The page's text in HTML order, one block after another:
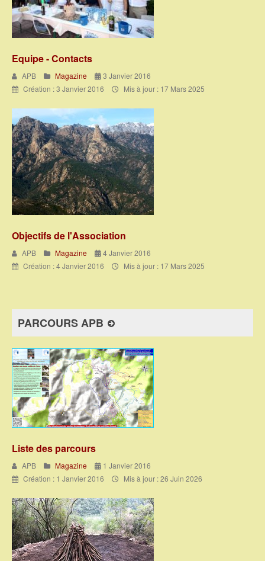
Equipe - Contacts
APB Magazine
3 Janvier 2016
Création : 3 Janvier 2016
Mis à jour : 17 Mars 2025
Objectifs de l'Association
APB Magazine
4 Janvier 2016
Création : 4 Janvier 2016
Mis à jour : 17 Mars 2025
PARCOURS APB
Liste des parcours
APB Magazine
1 Janvier 2016
Création : 1 Janvier 2016
Mis à jour : 26 Juin 2026